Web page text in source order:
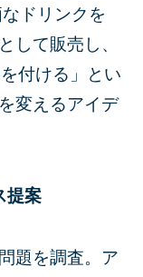
ドリンクを
して販売し、
付ける」とい
変えるアイデ
提案
題を調査。ア